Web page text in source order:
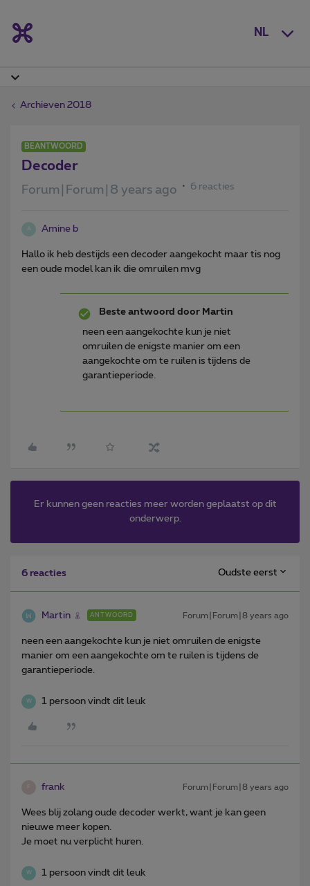
NL
Archieven 2018
BEANTWOORD
Decoder
Forum|Forum|8 years ago 6 reacties
A Amine b
Hallo ik heb destijds een decoder aangekocht maar tis nog
een oude model kan ik die omruilen mvg
Beste antwoord door Martin
neen een aangekochte kun je niet
omruilen de enigste manier om een
aangekochte om te ruilen is tijdens de
garantieperiode.
Er kunnen geen reacties meer worden geplaatst op dit
onderwerp.
6 reacties Oudste eerst
Martin ANTWOORD Forum|Forum|8 years ago
neen een aangekochte kun je niet omruilen de enigste
manier om een aangekochte om te ruilen is tijdens de
garantieperiode.
W 1 persoon vindt dit leuk
frank Forum|Forum|8 years ago
Wees blij zolang oude decoder werkt, want je kan geen
nieuwe meer kopen.
Je moet nu verplicht huren.
W 1 persoon vindt dit leuk